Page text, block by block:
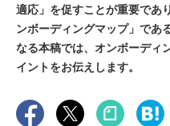
適応」を促すことが重要であ
ンボーディングマップ」であ
なる本稿では、オンボーディ
イントをお伝えします。